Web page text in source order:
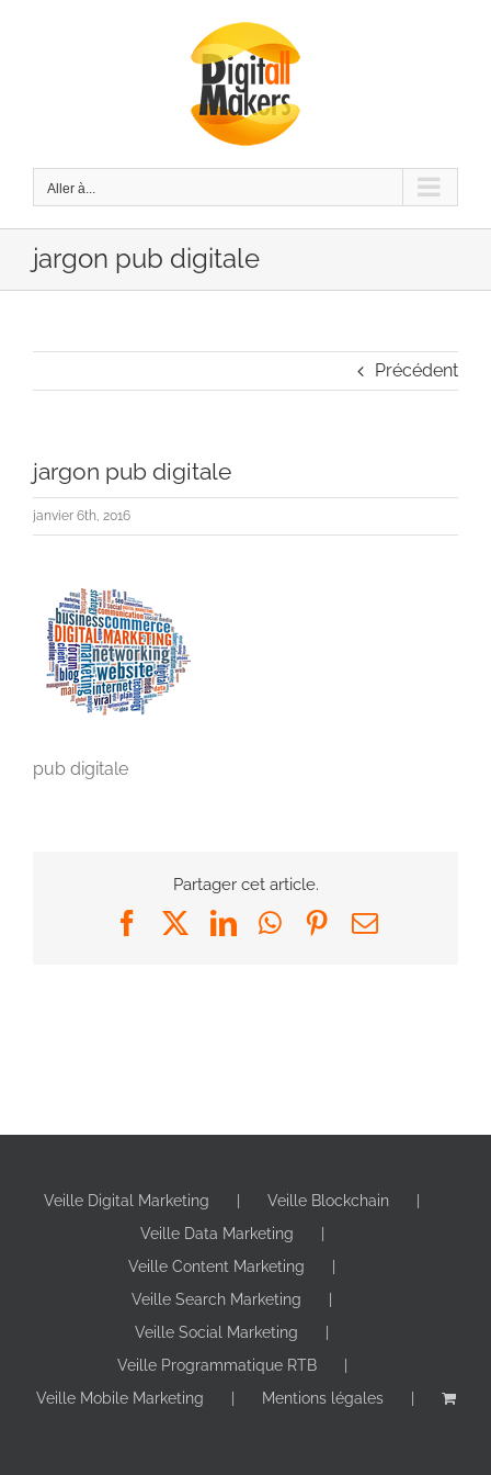
Aller à...
jargon pub digitale
Précédent
jargon pub digitale
janvier 6th, 2016
pub digitale
Partager cet article.
FacebookLinkedInWhatsApp
Pinterest
Email
Veille Digital Marketing
Veille Blockchain
Veille Data Marketing
Veille Content Marketing
Veille Search Marketing
Veille Social Marketing
Veille Programmatique RTB
Veille Mobile Marketing
Mentions légales